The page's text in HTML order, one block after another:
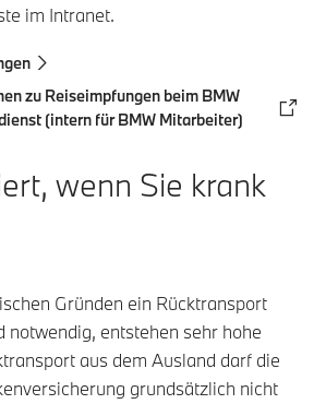
im Intranet.
zu Reiseimpfungen beim BMW
(intern für BMW Mitarbeiter)
wenn Sie krank
Gründen ein Rücktransport
notwendig, entstehen sehr hohe
aus dem Ausland darf die
grundsätzlich nicht